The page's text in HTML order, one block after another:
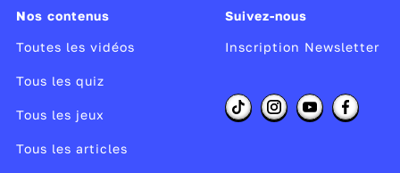
Nos contenus
Toutes les vidéos
Tous les quiz
Tous les jeux
Tous les articles
Suivez-nous
Inscription Newsletter